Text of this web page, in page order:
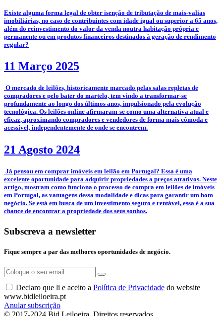
­Existe alguma forma legal de obter isenção de tributação de mais-valias
imobiliárias, no caso de contribuintes com idade igual ou superior a 65 anos,
além do reinvestimento do valor da venda noutra habitação própria e
permanente ou em produtos financeiros destinados à geração de rendimento
regular?
11 Março 2025
­­­­ O mercado de leilões, historicamente marcado pelas salas repletas de
compradores e pelo bater do martelo, tem vindo a transformar-se
profundamente ao longo dos últimos anos, impulsionado pela evolução
tecnológica. Os leilões online afirmaram-se como uma alternativa atual e
eficaz, aproximando compradores e vendedores de forma mais cómoda e
acessível, independentemente de onde se encontrem.
21 Agosto 2024
­ Já pensou em comprar imóveis em leilão em Portugal? Essa é uma
excelente oportunidade para adquirir propriedades a preços atrativos. Neste
artigo, mostram como funciona o processo de compra em leilões de imóveis
em Portugal, as vantagens dessa modalidade e dicas para garantir um bom
negócio. Se está em busca de um investimento seguro e rentável, essa é a sua
chance de encontrar a propriedade dos seus sonhos.
Subscreva a newsletter
Fique sempre a par das melhores oportunidades de negócio.
Declaro que li e aceito a Política de Privacidade do website
www.bidleiloeira.pt
Anular subscrição